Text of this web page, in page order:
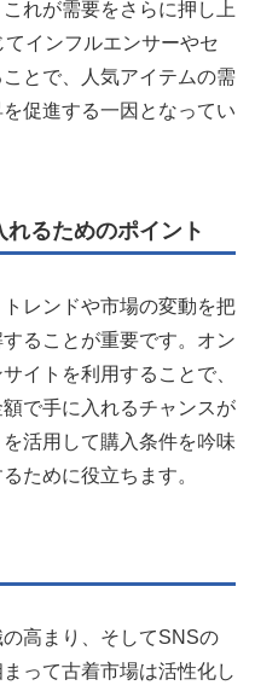
れが需要をさらに押し上
インフルエンサーやセ
とで、人気アイテムの需
促進する一因となってい
るためのポイント
レンドや市場の変動を把
ることが重要です。オン
イトを利用することで、
で手に入れるチャンスが
活用して購入条件を吟味
ために役立ちます。
高まり、そしてSNSの
って古着市場は活性化し